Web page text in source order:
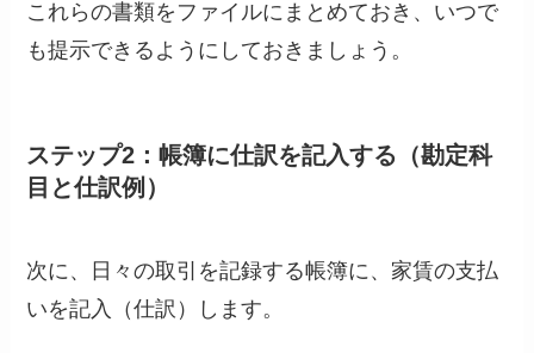
これらの書類をファイルにまとめておき、いつで
も提示できるようにしておきましょう。
ステップ2：帳簿に仕訳を記入する（勘定科
目と仕訳例）
次に、日々の取引を記録する帳簿に、家賃の支払
いを記入（仕訳）します。